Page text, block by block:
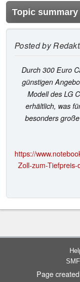
Topic summary
Posted by
Durch 300 Euro
günstigen
Modell des LG
erhältlich, was
besonders
https://
Zoll-zum-
Page